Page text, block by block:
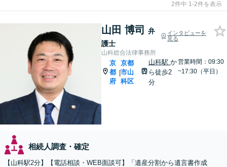
2件中 1-2件を表示
山田 博司
弁
護士
インタビューを
見る
山科総合法律事務所
京
都
府
|
京都
市山
科区
山科駅 か
ら徒歩2
分
営業時間：09:30
~17:30（平日）
相続人調査・確定
【山科駅2分】【電話相談・WEB面談可】「遺産分割から遺言書作成